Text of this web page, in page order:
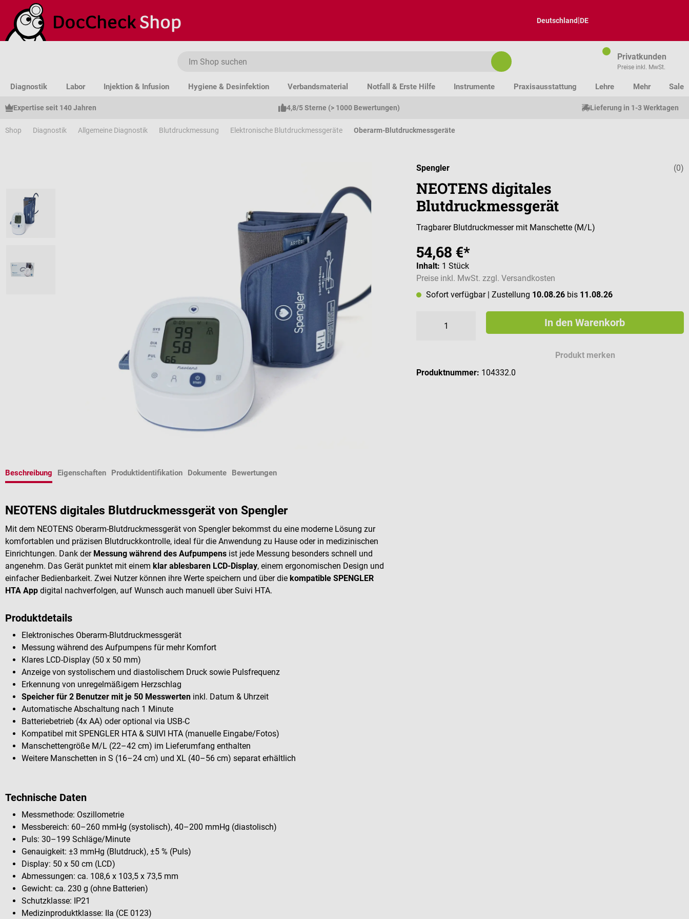
Hauptinhalt springen
Zur Suche springen
Zur Hauptnavigation springen
Deutschland|DE
Privatkunden
Preise inkl. MwSt.
Diagnostik Labor Injektion & Infusion Hygiene & Desinfektion Verbandsmaterial Notfall & Erste Hilfe Instrumente Praxisausstattung Lehre Mehr Sale
Expertise seit 140 Jahren 4,8/5 Sterne (> 1000 Bewertungen) Lieferung in 1-3 Werktagen
Shop Diagnostik Allgemeine Diagnostik Blutdruckmessung Elektronische Blutdruckmessgeräte Oberarm-Blutdruckmessgeräte
(0)
Spengler
NEOTENS digitales
Blutdruckmessgerät
Tragbarer Blutdruckmesser mit Manschette (M/L)
54,68 €*
Inhalt: 1 Stück
Preise inkl. MwSt. zzgl. Versandkosten
Sofort verfügbar | Zustellung 10.08.26 bis 11.08.26
In den Warenkorb
Produkt merken
Produktnummer: 104332.0
Beschreibung Eigenschaften Produktidentifikation Dokumente Bewertungen
NEOTENS digitales Blutdruckmessgerät von Spengler
Mit dem NEOTENS Oberarm-Blutdruckmessgerät von Spengler bekommst du eine moderne Lösung zur
komfortablen und präzisen Blutdruckkontrolle, ideal für die Anwendung zu Hause oder in medizinischen
Einrichtungen. Dank der Messung während des Aufpumpens ist jede Messung besonders schnell und
angenehm. Das Gerät punktet mit einem klar ablesbaren LCD-Display, einem ergonomischen Design und
einfacher Bedienbarkeit. Zwei Nutzer können ihre Werte speichern und über die kompatible SPENGLER
HTA App digital nachverfolgen, auf Wunsch auch manuell über Suivi HTA.
Produktdetails
Elektronisches Oberarm-Blutdruckmessgerät
Messung während des Aufpumpens für mehr Komfort
Klares LCD-Display (50 x 50 mm)
Anzeige von systolischem und diastolischem Druck sowie Pulsfrequenz
Erkennung von unregelmäßigem Herzschlag
Speicher für 2 Benutzer mit je 50 Messwerten inkl. Datum & Uhrzeit
Automatische Abschaltung nach 1 Minute
Batteriebetrieb (4x AA) oder optional via USB-C
Kompatibel mit SPENGLER HTA & SUIVI HTA (manuelle Eingabe/Fotos)
Manschettengröße M/L (22–42 cm) im Lieferumfang enthalten
Weitere Manschetten in S (16–24 cm) und XL (40–56 cm) separat erhältlich
Technische Daten
Messmethode: Oszillometrie
Messbereich: 60–260 mmHg (systolisch), 40–200 mmHg (diastolisch)
Puls: 30–199 Schläge/Minute
Genauigkeit: ±3 mmHg (Blutdruck), ±5 % (Puls)
Display: 50 x 50 cm (LCD)
Abmessungen: ca. 108,6 x 103,5 x 73,5 mm
Gewicht: ca. 230 g (ohne Batterien)
Schutzklasse: IP21
Medizinproduktklasse: IIa (CE 0123)